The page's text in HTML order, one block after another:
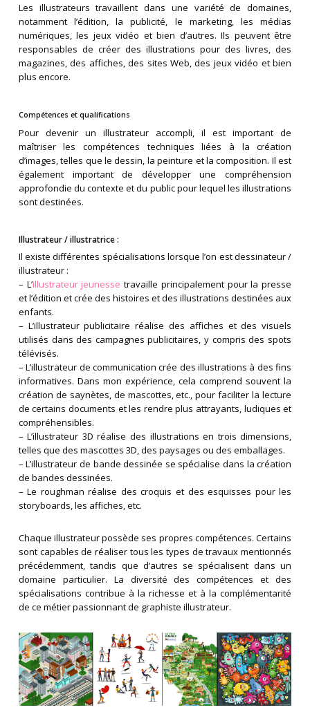
Les illustrateurs travaillent dans une variété de domaines,
notamment l’édition, la publicité, le marketing, les médias
numériques, les jeux vidéo et bien d’autres. Ils peuvent être
responsables de créer des illustrations pour des livres, des
magazines, des affiches, des sites Web, des jeux vidéo et bien
plus encore.
Compétences et qualifications
Pour devenir un illustrateur accompli, il est important de
maîtriser les compétences techniques liées à la création
d’images, telles que le dessin, la peinture et la composition. Il est
également important de développer une compréhension
approfondie du contexte et du public pour lequel les illustrations
sont destinées.
Illustrateur / illustratrice :
Il existe différentes spécialisations lorsque l’on est dessinateur /
illustrateur :
– L’illustrateur jeunesse travaille principalement pour la presse
et l’édition et crée des histoires et des illustrations destinées aux
enfants.
– L’illustrateur publicitaire réalise des affiches et des visuels
utilisés dans des campagnes publicitaires, y compris des spots
télévisés.
– L’illustrateur de communication crée des illustrations à des fins
informatives. Dans mon expérience, cela comprend souvent la
création de saynètes, de mascottes, etc., pour faciliter la lecture
de certains documents et les rendre plus attrayants, ludiques et
compréhensibles.
– L’illustrateur 3D réalise des illustrations en trois dimensions,
telles que des mascottes 3D, des paysages ou des emballages.
– L’illustrateur de bande dessinée se spécialise dans la création
de bandes dessinées.
– Le roughman réalise des croquis et des esquisses pour les
storyboards, les affiches, etc.
Chaque illustrateur possède ses propres compétences. Certains
sont capables de réaliser tous les types de travaux mentionnés
précédemment, tandis que d’autres se spécialisent dans un
domaine particulier. La diversité des compétences et des
spécialisations contribue à la richesse et à la complémentarité
de ce métier passionnant de graphiste illustrateur.